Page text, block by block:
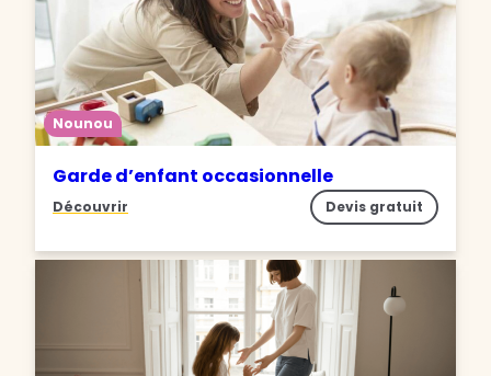
Nounou
Garde d’enfant occasionnelle
Découvrir Devis gratuit